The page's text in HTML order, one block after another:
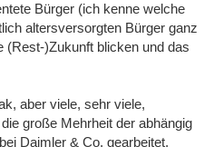
Bürger (ich kenne welche
altersversorgten Bürger ganz
(Rest-)Zukunft blicken und das
aber viele, sehr viele,
große Mehrheit der abhängig
Daimler & Co. gearbeitet,